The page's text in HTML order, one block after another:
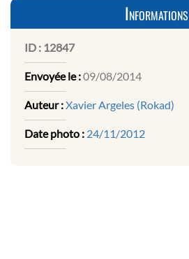
Informations
ID : 12847
Envoyée le :09/08/2014
Auteur :Xavier Argeles (Rokad)
Date photo : 24/11/2012